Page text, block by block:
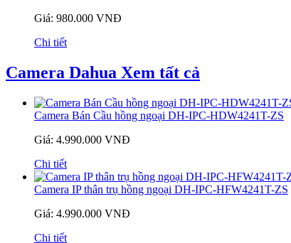
Giá: 980.000 VNĐ
Chi tiết
Camera Dahua Xem tất cả
Camera Bán Cầu hồng ngoại DH-IPC-HDW4241T-ZS
Giá: 4.990.000 VNĐ
Chi tiết
Camera IP thân trụ hồng ngoại DH-IPC-HFW4241T-ZS
Giá: 4.990.000 VNĐ
Chi tiết